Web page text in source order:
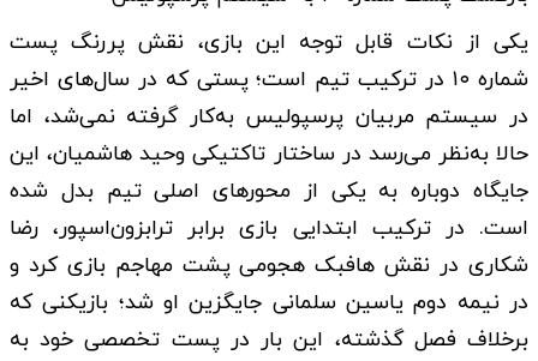
یکی از نکات قابل توجه این بازی، نقش پررنگ پست
شماره ۱۰ در ترکیب تیم است؛ پستی که در سال‌های اخیر
در سیستم مربیان پرسپولیس به‌کار گرفته نمی‌شد، اما
حالا به‌نظر می‌رسد در ساختار تاکتیکی وحید هاشمیان، این
جایگاه دوباره به یکی از محورهای اصلی تیم بدل شده
است. در ترکیب ابتدایی بازی برابر ترابزون‌اسپور، رضا
شکاری در نقش هافبک هجومی پشت مهاجم بازی کرد و
در نیمه دوم یاسین سلمانی جایگزین او شد؛ بازیکنی که
برخلاف فصل گذشته، این بار در پست تخصصی خود به